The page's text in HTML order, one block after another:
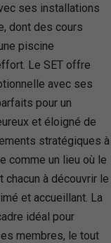
ses installations
dont des cours
piscine
Le SET offre
avec ses
pour un
et éloigné de
stratégiques à
comme un lieu où le
à découvrir le
et accueillant. La
idéal pour
membres, le tout